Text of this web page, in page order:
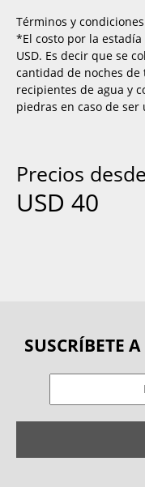
Términos y condiciones
*El costo por la estadía
USD. Es decir que se
cantidad de noches
recipientes de agua y
piedras en caso de ser
Precios desde
USD 40
SUSCRÍBETE